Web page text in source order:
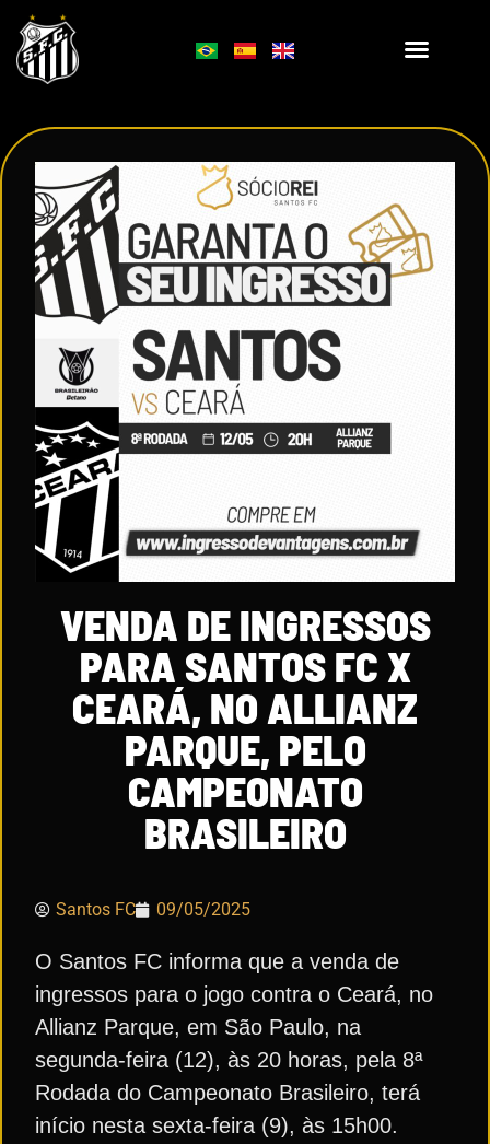
VENDA DE INGRESSOS
PARA SANTOS FC X
CEARÁ, NO ALLIANZ
PARQUE, PELO
CAMPEONATO
BRASILEIRO
Santos FC 09/05/2025
O Santos FC informa que a venda de
ingressos para o jogo contra o Ceará, no
Allianz Parque, em São Paulo, na
segunda-feira (12), às 20 horas, pela 8ª
Rodada do Campeonato Brasileiro, terá
início nesta sexta-feira (9), às 15h00.